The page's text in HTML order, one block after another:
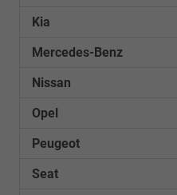
Kia
Mercedes-Benz
Nissan
Opel
Peugeot
Seat